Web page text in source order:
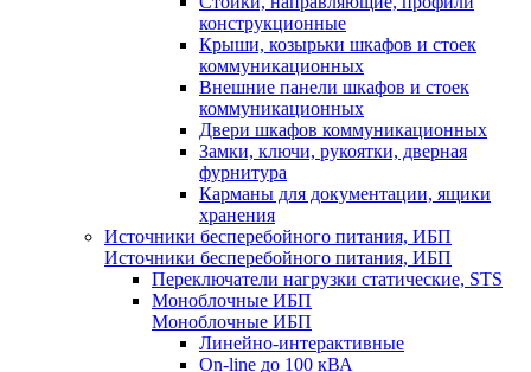
конструкционные
Крыши, козырьки шкафов и стоек
коммуникационных
Внешние панели шкафов и стоек
коммуникационных
Двери шкафов коммуникационных
Замки, ключи, рукоятки, дверная
фурнитура
Карманы для документации, ящики
хранения
Источники бесперебойного питания, ИБП
Источники бесперебойного питания, ИБП
Переключатели нагрузки статические, STS
Моноблочные ИБП
Моноблочные ИБП
Линейно-интерактивные
On-line до 100 кВА